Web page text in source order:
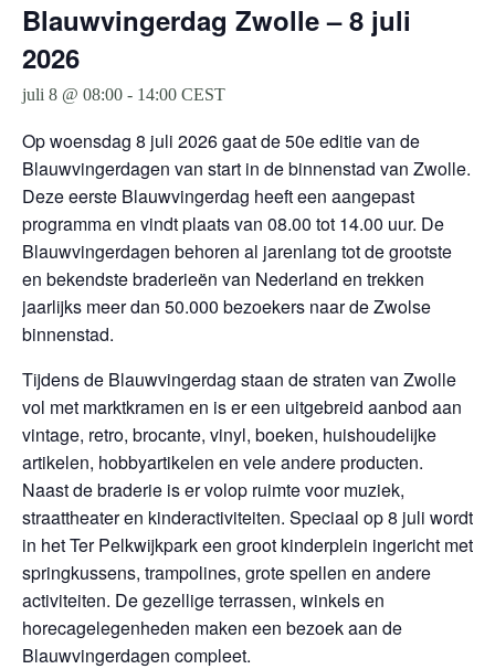
Blauwvingerdag Zwolle – 8 juli
2026
juli 8 @ 08:00 - 14:00 CEST
Op woensdag 8 juli 2026 gaat de 50e editie van de
Blauwvingerdagen van start in de binnenstad van Zwolle.
Deze eerste Blauwvingerdag heeft een aangepast
programma en vindt plaats van 08.00 tot 14.00 uur. De
Blauwvingerdagen behoren al jarenlang tot de grootste
en bekendste braderieën van Nederland en trekken
jaarlijks meer dan 50.000 bezoekers naar de Zwolse
binnenstad.
Tijdens de Blauwvingerdag staan de straten van Zwolle
vol met marktkramen en is er een uitgebreid aanbod aan
vintage, retro, brocante, vinyl, boeken, huishoudelijke
artikelen, hobbyartikelen en vele andere producten.
Naast de braderie is er volop ruimte voor muziek,
straattheater en kinderactiviteiten. Speciaal op 8 juli wordt
in het Ter Pelkwijkpark een groot kinderplein ingericht met
springkussens, trampolines, grote spellen en andere
activiteiten. De gezellige terrassen, winkels en
horecagelegenheden maken een bezoek aan de
Blauwvingerdagen compleet.